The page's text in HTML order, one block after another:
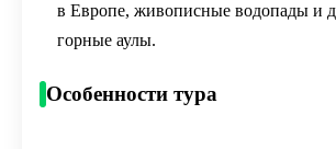
в Европе, живописные водопады и
горные аулы.
Особенности тура